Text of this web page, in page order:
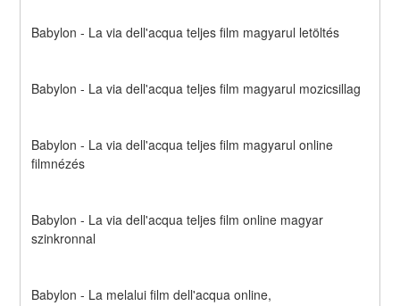
Babylon - La via dell'acqua teljes film magyarul letöltés
Babylon - La via dell'acqua teljes film magyarul mozicsillag
Babylon - La via dell'acqua teljes film magyarul online
filmnézés
Babylon - La via dell'acqua teljes film online magyar
szinkronnal
Babylon - La melalui film dell'acqua online,